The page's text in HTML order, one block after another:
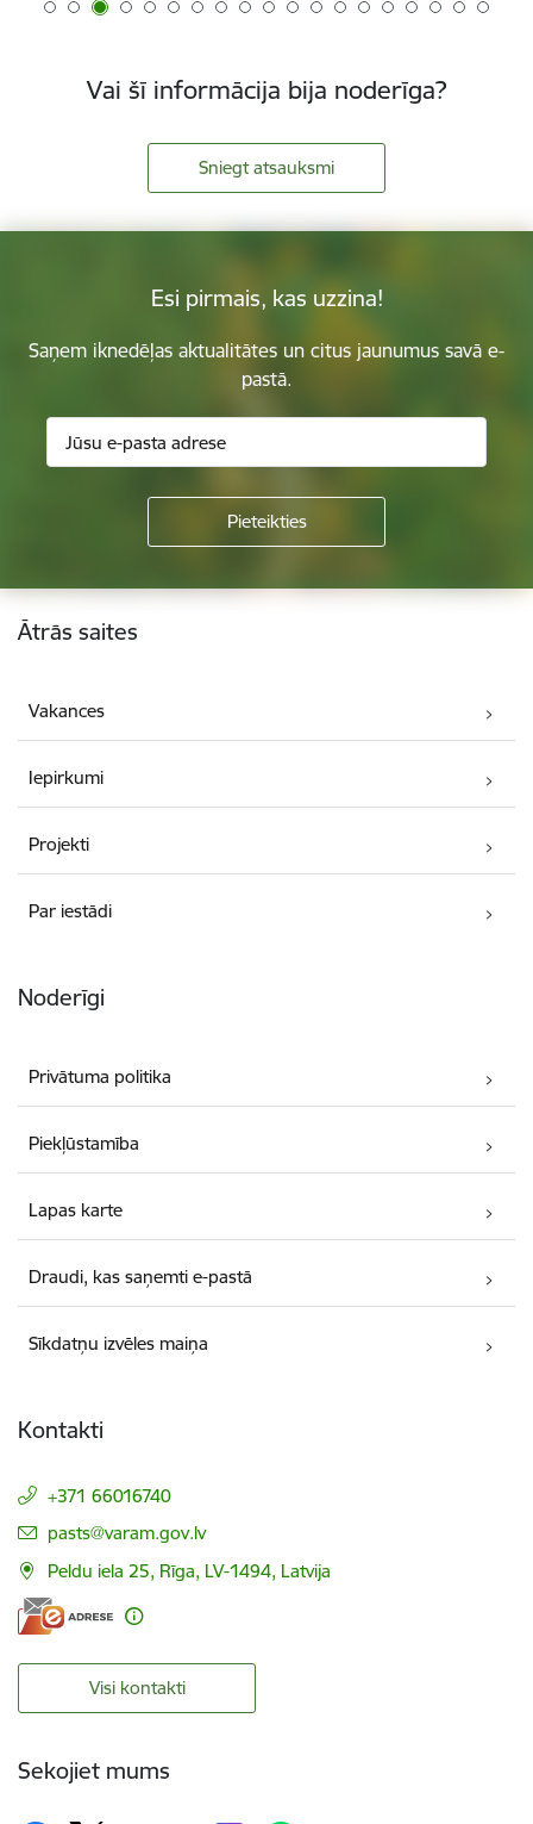
Vai šī informācija bija noderīga?
Sniegt atsauksmi
Esi pirmais, kas uzzina!
Saņem iknedēļas aktualitātes un citus jaunumus savā e-
pastā.
Kājene
Ātrās saites
Vakances
Iepirkumi
Projekti
Par iestādi
Noderīgi
Privātuma politika
Piekļūstamība
Lapas karte
Draudi, kas saņemti e-pastā
Sīkdatņu izvēles maiņa
Kontakti
+371 66016740
E-pasts:
pasts@varam.gov.lv
Peldu iela 25, Rīga, LV-1494, Latvija
Visi kontakti
Sekojiet mums